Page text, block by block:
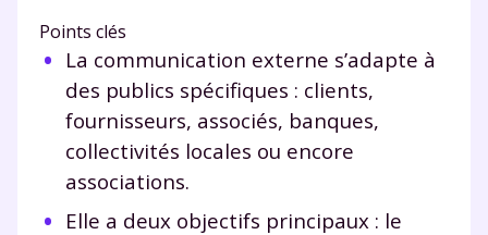
Points clés
La communication externe s’adapte à
des publics spécifiques : clients,
fournisseurs, associés, banques,
collectivités locales ou encore
associations.
Elle a deux objectifs principaux : le